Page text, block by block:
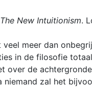
The New Intuitionism.
meer dan
in de filosofie
over de
niemand zal het